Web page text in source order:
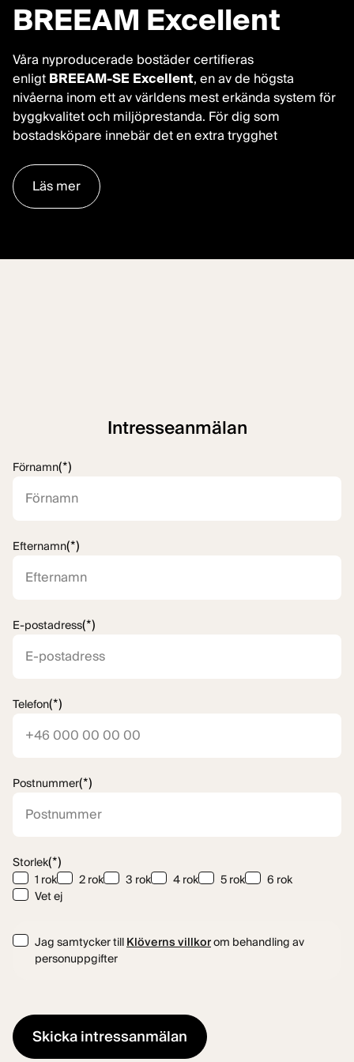
BREEAM Excellent
Våra nyproducerade bostäder certifieras
enligt BREEAM-SE Excellent, en av de högsta
nivåerna inom ett av världens mest erkända system för
byggkvalitet och miljöprestanda. För dig som
bostadsköpare innebär det en extra trygghet
Läs mer
Intresseanmälan
Förnamn(*)
Efternamn(*)
E-postadress(*)
Telefon(*)
Postnummer(*)
Storlek(*)
1 rok 2 rok 3 rok 4 rok 5 rok
6 rok
Vet ej
ConsentJag samtycker till Klöverns villkorom behandling av
personuppgifter